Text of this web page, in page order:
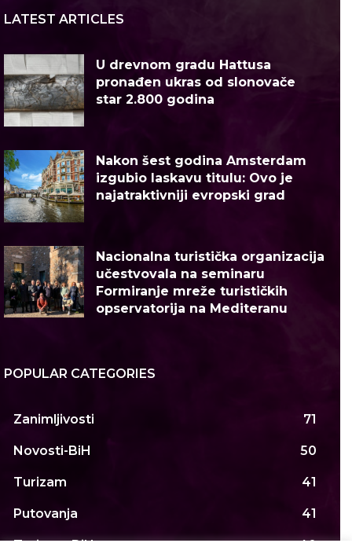
LATEST ARTICLES
U drevnom gradu Hattusa
pronađen ukras od slonovače
star 2.800 godina
Nakon šest godina Amsterdam
izgubio laskavu titulu: Ovo je
najatraktivniji evropski grad
Nacionalna turistička organizacija
učestvovala na seminaru
Formiranje mreže turističkih
opservatorija na Mediteranu
POPULAR CATEGORIES
Zanimljivosti 71
Novosti-BiH 50
Turizam 41
Putovanja 41
Turizam-BiH
40